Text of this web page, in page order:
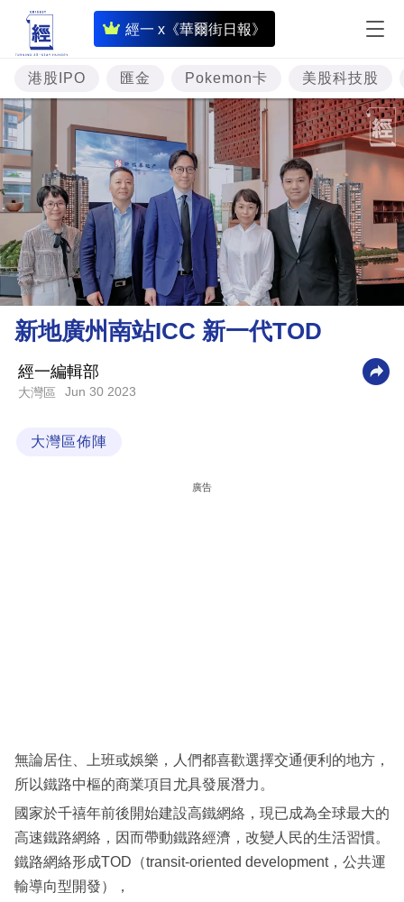
經一 x《華爾街日報》
即
時
財
經
專
題
投
資
樓
市
理
財
業
閱
專
港股IPO 匯金 Pokemon卡 美股科技股
新地廣州南站ICC 新一代TOD
經一編輯部
大灣區 Jun 30 2023
大灣區佈陣
廣告
無論居住、上班或娛樂，人們都喜歡選擇交通便利的地方，
所以鐵路中樞的商業項目尤具發展潛力。
國家於千禧年前後開始建設高鐵網絡，現已成為全球最大的
高速鐵路網絡，因而帶動鐵路經濟，改變人民的生活習慣。
鐵路網絡形成TOD（transit-oriented development，公共運
輸導向型開發），